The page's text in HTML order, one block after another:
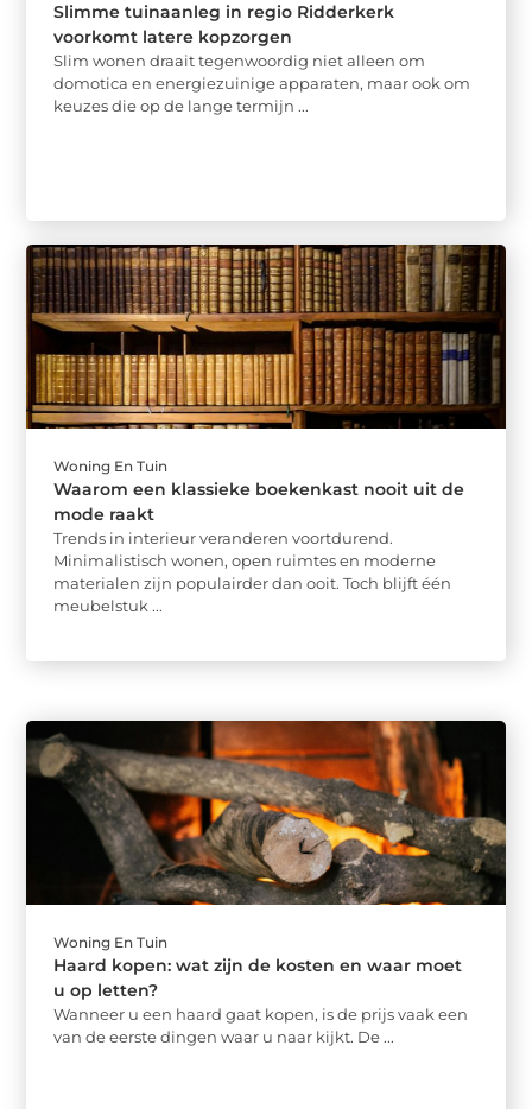
Slimme tuinaanleg in regio Ridderkerk
voorkomt latere kopzorgen
Slim wonen draait tegenwoordig niet alleen om
domotica en energiezuinige apparaten, maar ook om
keuzes die op de lange termijn ...
Woning En Tuin
Waarom een klassieke boekenkast nooit uit de
mode raakt
Trends in interieur veranderen voortdurend.
Minimalistisch wonen, open ruimtes en moderne
materialen zijn populairder dan ooit. Toch blijft één
meubelstuk ...
Woning En Tuin
Haard kopen: wat zijn de kosten en waar moet
u op letten?
Wanneer u een haard gaat kopen, is de prijs vaak een
van de eerste dingen waar u naar kijkt. De ...